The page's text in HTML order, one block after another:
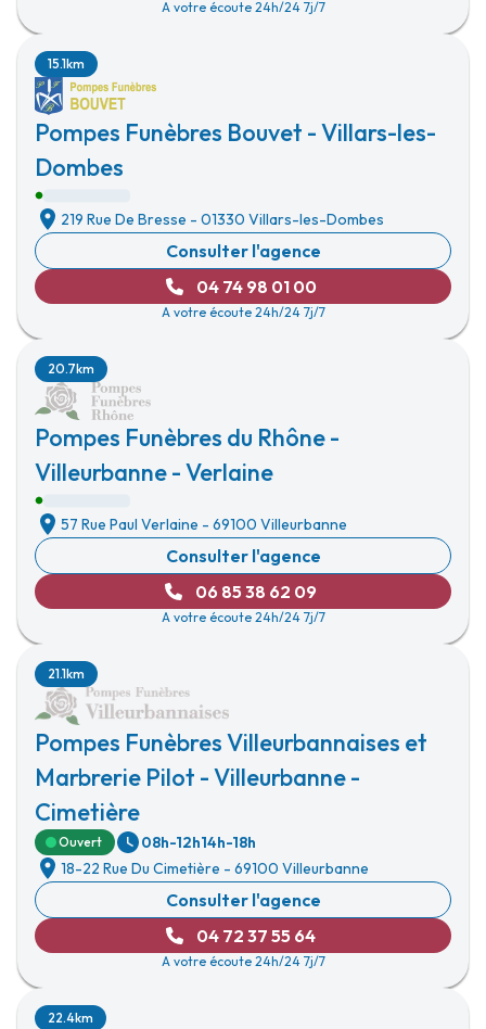
A votre écoute 24h/24 7j/7
Pompes Funèbres Bouvet - Villars-les-
Dombes
15.1km
219 Rue De Bresse - 01330 Villars-les-Dombes
Consulter l'agence
04 74 98 01 00
A votre écoute 24h/24 7j/7
Pompes Funèbres du Rhône -
Villeurbanne - Verlaine
20.7km
57 Rue Paul Verlaine - 69100 Villeurbanne
Consulter l'agence
06 85 38 62 09
A votre écoute 24h/24 7j/7
Pompes Funèbres Villeurbannaises et
Marbrerie Pilot - Villeurbanne -
Cimetière
21.1km
Ouvert 08h-12h14h-18h
18-22 Rue Du Cimetière - 69100 Villeurbanne
Consulter l'agence
04 72 37 55 64
A votre écoute 24h/24 7j/7
22.4km